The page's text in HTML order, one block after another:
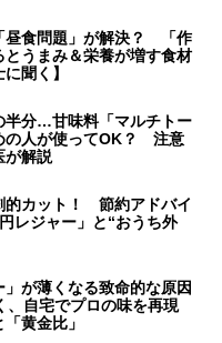
昼食問題」が解決？ 「作
とうまみ＆栄養が増す食材
聞く】
半分…甘味料「マルチトー
の人が使ってOK？ 注意
が解説
的カット！ 節約アドバイ
レジャー」と“おうち外
」が薄くなる致命的な原因
自宅でプロの味を再現
黄金比」